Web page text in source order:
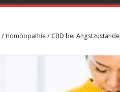
/ Homöopathie / CBD bei